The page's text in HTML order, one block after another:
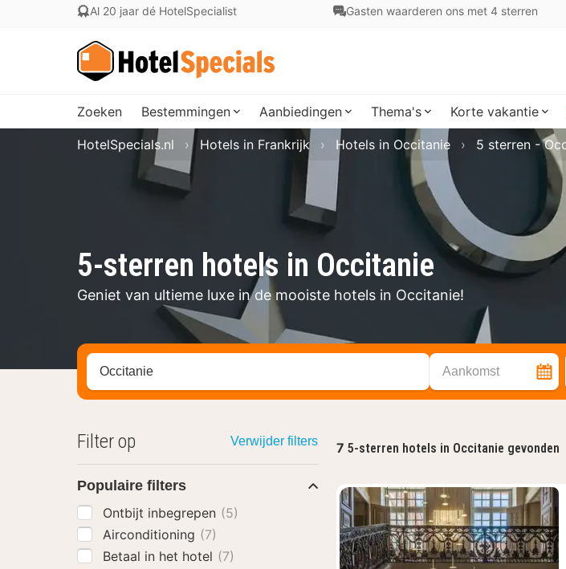
Al 20 jaar dé HotelSpecialist Gasten waarderen ons met 4 sterren
Zoeken Bestemmingen Aanbiedingen Thema's Korte vakantie
5-sterren hotels in Occitanie
Geniet van ultieme luxe in de mooiste hotels in Occitanie!
HotelSpecials.nl Hotels in Frankrijk Hotels in Occitanie 5 sterren -
Zoek op hotel, regio of stad Aankomst
7 5-sterren hotels in Occitanie gevonden
Filter op Verwijder filters
Populaire filters
Ontbijt inbegrepen (5)
Airconditioning (7)
Betaal in het hotel (7)